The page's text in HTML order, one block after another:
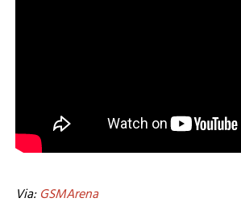
Via:GSMArena